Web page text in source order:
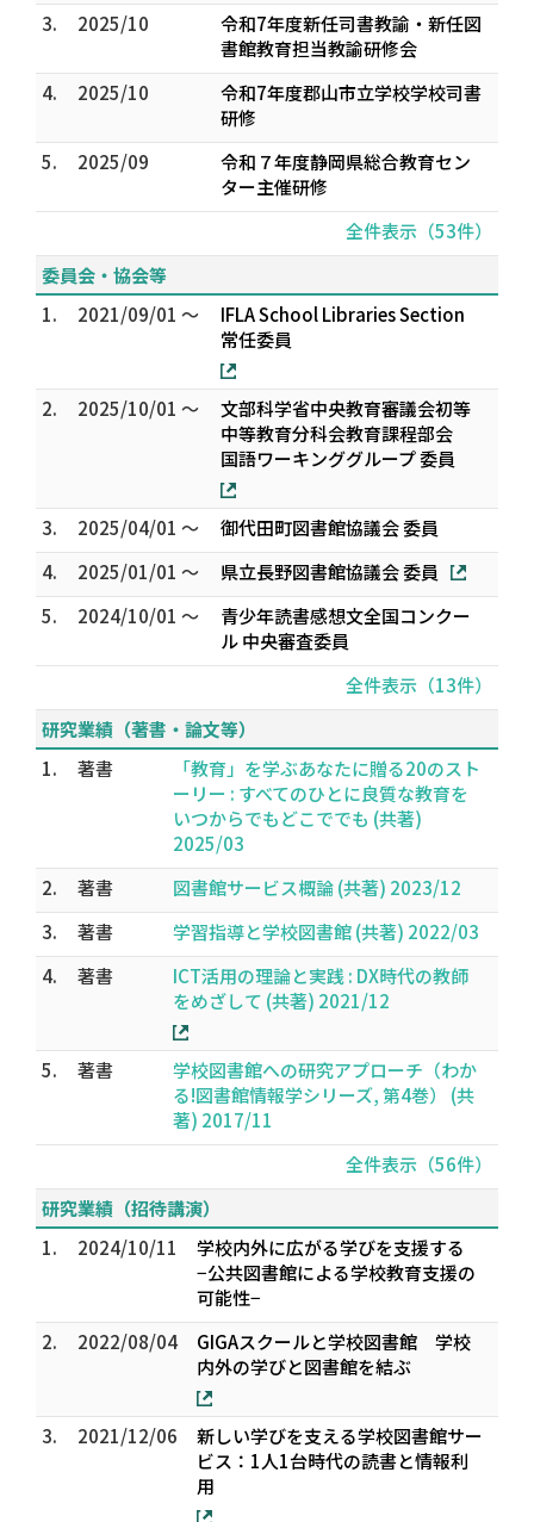
3. 2025/10
令和7年度新任司書教諭・新任図
書館教育担当教諭研修会
4.
2025/10
令和7年度郡山市立学校学校司書
研修
5.
2025/09
令和７年度静岡県総合教育セン
ター主催研修
全件表示（53件）
委員会・協会等
1.
2021/09/01 ～
IFLA School Libraries Section
常任委員
2. 2025/10/01 ～
文部科学省中央教育審議会初等
中等教育分科会教育課程部会
国語ワーキンググループ 委員
3. 2025/04/01 ～
御代田町図書館協議会 委員
4.
2025/01/01 ～
県立長野図書館協議会 委員
5.
2024/10/01 ～
青少年読書感想文全国コンクー
ル 中央審査委員
全件表示（13件）
研究業績（著書・論文等）
1.
著書
「教育」を学ぶあなたに贈る20のスト
ーリー : すべてのひとに良質な教育を
いつからでもどこででも (共著)
2025/03
2.
著書
図書館サービス概論 (共著) 2023/12
3.
著書
学習指導と学校図書館 (共著) 2022/03
4.
著書
ICT活用の理論と実践 : DX時代の教師
をめざして (共著) 2021/12
5. 著書
学校図書館への研究アプローチ（わか
る!図書館情報学シリーズ, 第4巻） (共
著) 2017/11
全件表示（56件）
研究業績（招待講演）
1.
2024/10/11
学校内外に広がる学びを支援する
−公共図書館による学校教育支援の
可能性−
2.
2022/08/04
GIGAスクールと学校図書館 学校
内外の学びと図書館を結ぶ
3. 2021/12/06
新しい学びを支える学校図書館サー
ビス：1人1台時代の読書と情報利
用